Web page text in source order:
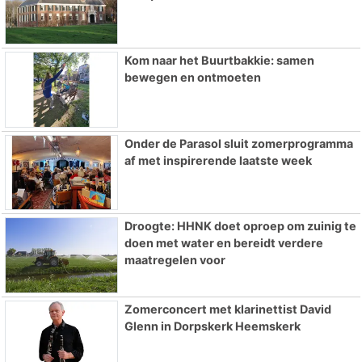
Kom naar het Buurtbakkie: samen
bewegen en ontmoeten
Onder de Parasol sluit zomerprogramma
af met inspirerende laatste week
Droogte: HHNK doet oproep om zuinig te
doen met water en bereidt verdere
maatregelen voor
Zomerconcert met klarinettist David
Glenn in Dorpskerk Heemskerk